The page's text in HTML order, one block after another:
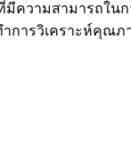
ที่มีความสามารถใน
ำการวิเคราะห์คุณภ